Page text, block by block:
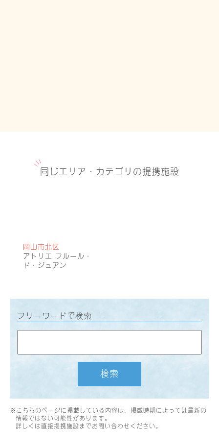
同じエリア・カテゴリの提携施設
岡山市北区
アトリエ フルール・
ド・ジュアン
フリーワードで検索
検索
※こちらのページに掲載している内容は、掲載時期によっては最新の
情報ではない可能性があります。
詳しくは直接提携施設までお問い合わせください。